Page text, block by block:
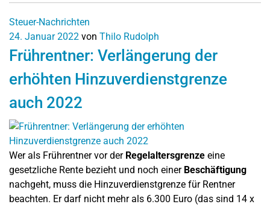
Steuer-Nachrichten
24. Januar 2022 von Thilo Rudolph
Frührentner: Verlängerung der
erhöhten Hinzuverdienstgrenze
auch 2022
Wer als Frührentner vor der Regelaltersgrenze eine
gesetzliche Rente bezieht und noch einer Beschäftigung
nachgeht, muss die Hinzuverdienstgrenze für Rentner
beachten. Er darf nicht mehr als 6.300 Euro (das sind 14 x